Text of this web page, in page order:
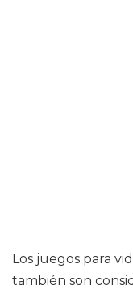
Los juegos para
también son